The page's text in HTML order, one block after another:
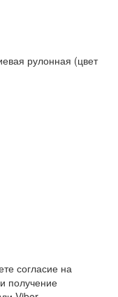
рулонная (цвет
согласие на
получение